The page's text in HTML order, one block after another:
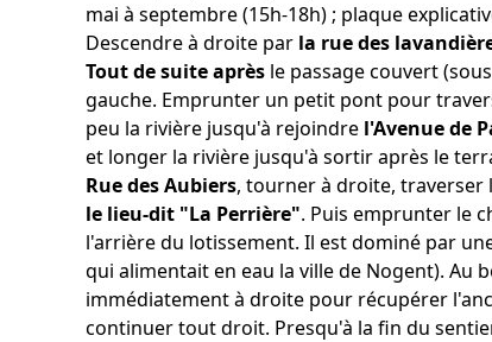
mai à septembre (15h-18h) ; plaque
Descendre à droite par la rue des
Tout de suite après le passage couvert
gauche. Emprunter un petit pont pour
peu la rivière jusqu'à rejoindre l'Avenue de
et longer la rivière jusqu'à sortir après le
Rue des Aubiers, tourner à droite, traverser
le lieu-dit "La Perrière". Puis emprunter le
l'arrière du lotissement. Il est dominé par
qui alimentait en eau la ville de Nogent). Au
immédiatement à droite pour récupérer
continuer tout droit. Presqu'à la fin du